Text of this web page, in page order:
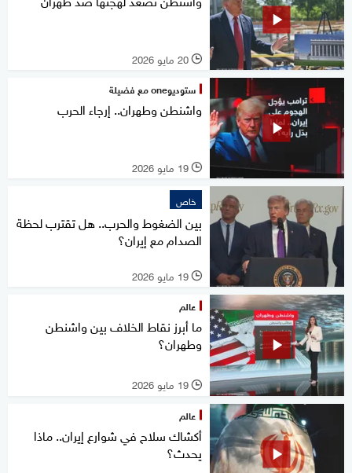
l 20 مايو 2026
ستوديوone مع فضيلة
واشنطن وطهران.. إرجاء الحرب
l 19 مايو 2026
خاص
بين الضغوط والحرب.. هل تقترب لحظة
الصدام مع إيران؟
l 19 مايو 2026
عالم
ما أبرز نقاط الخلاف بين واشنطن
وطهران؟
l 19 مايو 2026
عالم
أكشاك سلاح في شوارع إيران.. ماذا
يحدث؟